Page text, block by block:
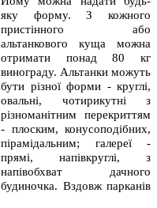
яку форму. З кожного
пристінного або
альтанкового куща можна
отримати понад 80 кг
винограду. Альтанки можуть
бути різної форми - круглі,
овальні, чотирикутні з
різноманітним перекриттям
- плоским, конусоподібних,
пірамідальним; галереї -
прямі, напівкруглі, з
напівобхват дачного
будиночка. Вздовж парканів